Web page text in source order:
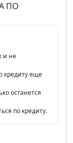
ПО
и не
кредиту еще
останется
по кредиту.